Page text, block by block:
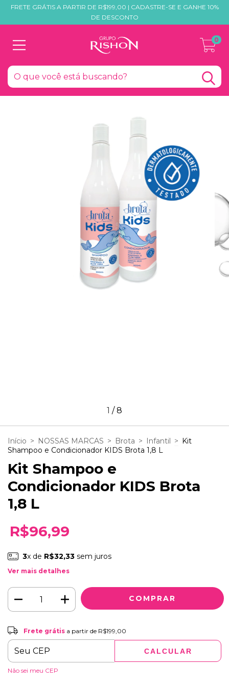
FRETE GRÁTIS A PARTIR DE R$199,00 | CADASTRE-SE E GANHE 10%
DE DESCONTO
0
1 /8
Início > NOSSAS MARCAS > Brota > Infantil > Kit
Shampoo e Condicionador KIDS Brota 1,8 L
Kit Shampoo e
Condicionador KIDS Brota
1,8 L
R$96,99
3x de R$32,33sem juros
Ver mais detalhes
Frete grátisa partir de R$199,00
CALCULAR
Não sei meu CEP